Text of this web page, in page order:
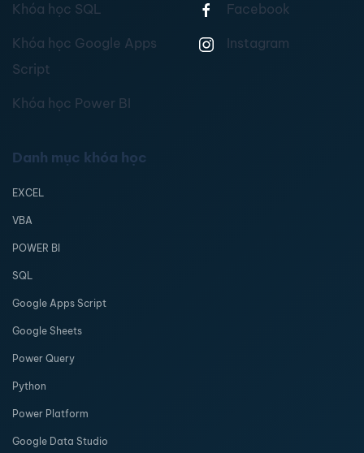
Khóa học SQL
Khóa học Google Apps
Script
Khóa học Power BI
Facebook
Instagram
Danh mục khóa học
EXCEL
VBA
POWER BI
SQL
Google Apps Script
Google Sheets
Power Query
Python
Power Platform
Google Data Studio